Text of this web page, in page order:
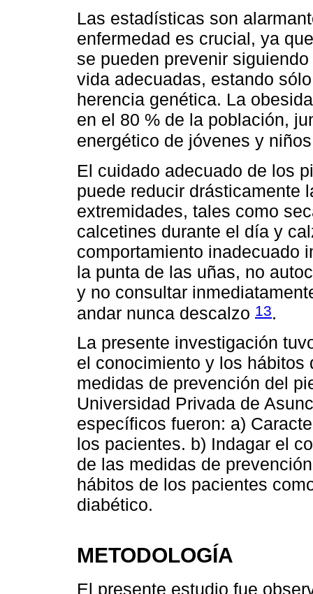
Las estadísticas son
enfermedad es crucial, ya
se pueden prevenir
vida adecuadas, estando
herencia genética. La
en el 80 % de la población,
energético de jóvenes y
El cuidado adecuado de los
puede reducir drásticamente
extremidades, tales como
calcetines durante el día y
comportamiento inadecuado
la punta de las uñas, no
y no consultar
andar nunca descalzo 13.
La presente investigación
el conocimiento y los
medidas de prevención del
Universidad Privada de
específicos fueron: a)
los pacientes. b) Indagar el
de las medidas de
hábitos de los pacientes
diabético.
METODOLOGÍA
El presente estudio fue